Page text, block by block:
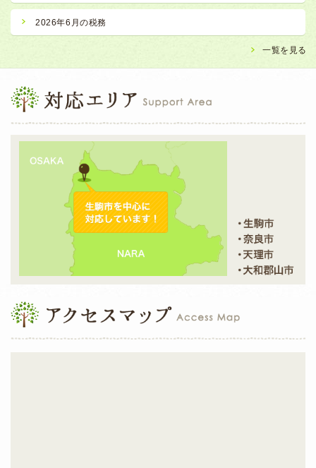
2026年6月の税務
一覧を見る